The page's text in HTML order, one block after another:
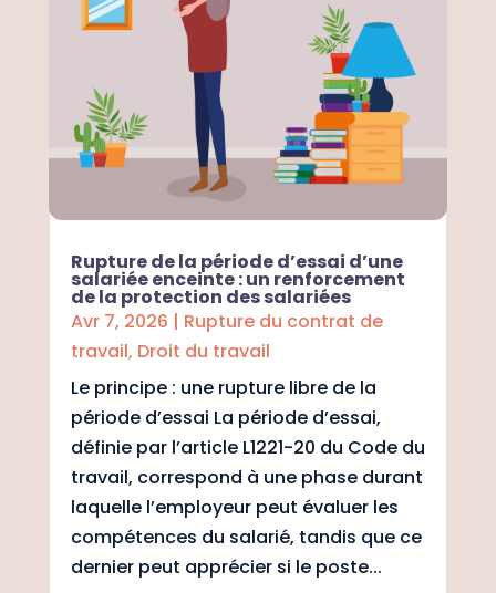
Rupture de la période d’essai d’une
salariée enceinte : un renforcement
de la protection des salariées
Avr 7, 2026 | Rupture du contrat de
travail, Droit du travail
Le principe : une rupture libre de la
période d’essai La période d’essai,
définie par l’article L1221-20 du Code du
travail, correspond à une phase durant
laquelle l’employeur peut évaluer les
compétences du salarié, tandis que ce
dernier peut apprécier si le poste...